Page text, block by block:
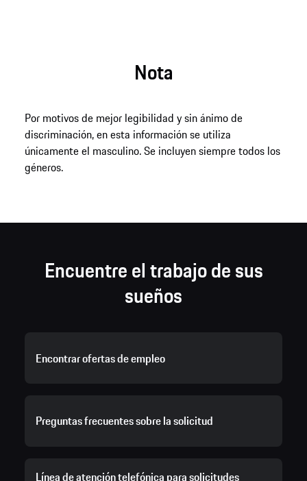
Nota
Por motivos de mejor legibilidad y sin ánimo de
discriminación, en esta información se utiliza
únicamente el masculino. Se incluyen siempre todos los
géneros.
Encuentre el trabajo de sus
sueños
Encontrar ofertas de empleo
Preguntas frecuentes sobre la solicitud
Línea de atención telefónica para solicitudes